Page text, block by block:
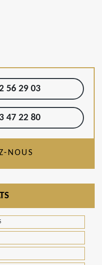
56 29 03
47 22 80
NOUS